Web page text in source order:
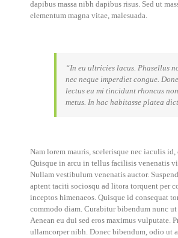
dapibus massa nibh dapibus risus. Sed ut
elementum magna vitae, malesuada.
“In eu ultricies lacus. Phasellus
nec neque imperdiet congue.
lectus eu mi tincidunt rhoncus
metus. In hac habitasse platea
Nam lorem mauris, scelerisque nec iaculis
Quisque in arcu in tellus facilisis venenatis
Nullam vestibulum venenatis auctor.
aptent taciti sociosqu ad litora torquent per
inceptos himenaeos. Quisque id consequat
commodo diam. Curabitur bibendum nunc
Aenean eu dui sed eros maximus vulputate.
ullamcorper nibh. Donec bibendum, odio ut